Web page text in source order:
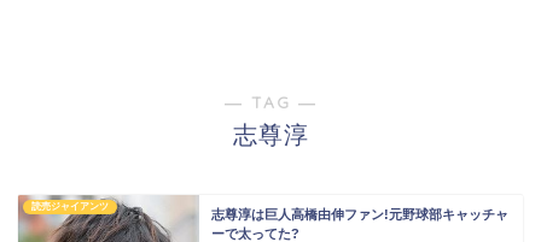
― TAG ―
志尊淳
読売ジャイアンツ
志尊淳は巨人高橋由伸ファン!元野球部キャッチャ
ーで太ってた?